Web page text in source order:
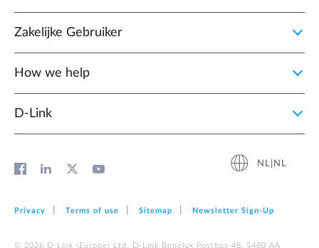
Zakelijke Gebruiker
How we help
D‑Link
NL|NL
Privacy Terms of use Sitemap Newsletter Sign‑Up
© 2026 D‑Link (Europe) Ltd. D-Link Benelux Postbus 48, 5480 AA